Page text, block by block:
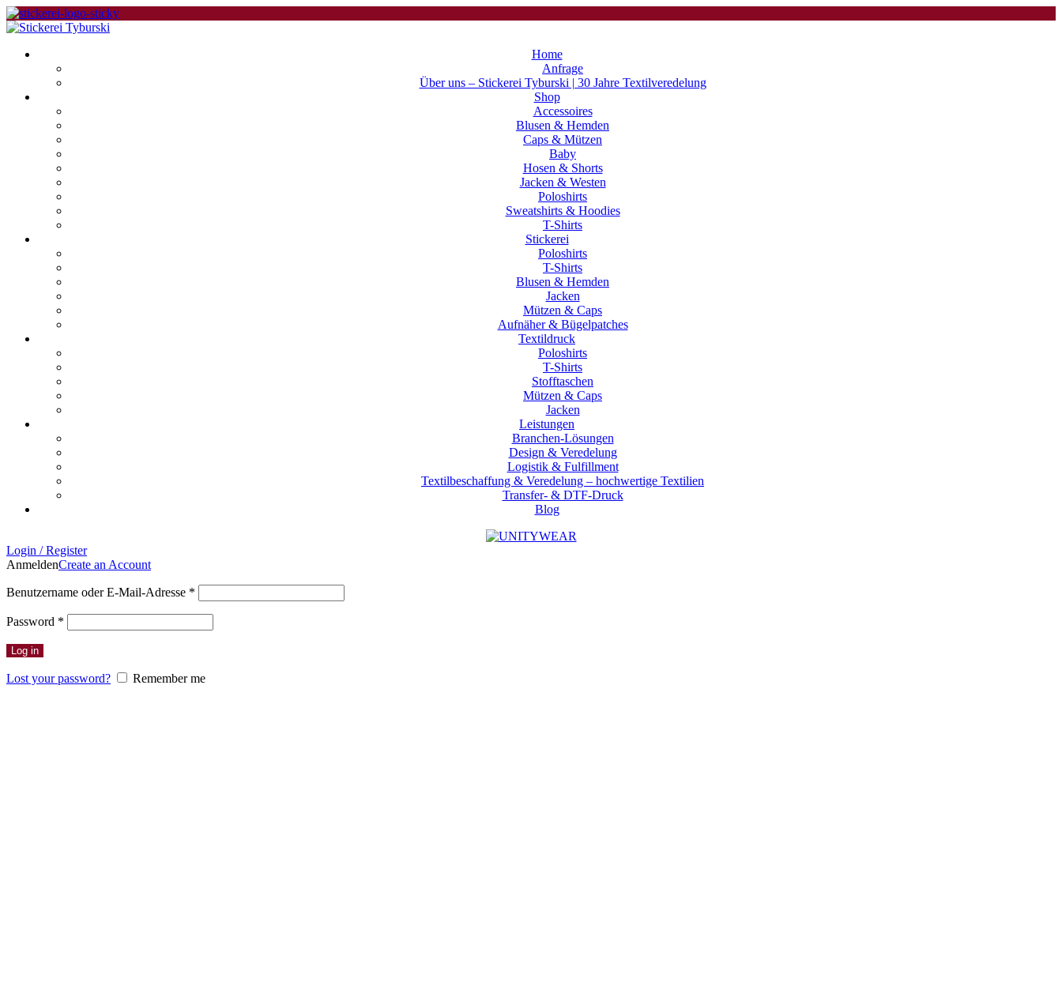
Home
Anfrage
Über uns – Stickerei Tyburski | 30 Jahre Textilveredelung
Shop
Accessoires
Blusen & Hemden
Caps & Mützen
Baby
Hosen & Shorts
Jacken & Westen
Poloshirts
Sweatshirts & Hoodies
T-Shirts
Stickerei
Poloshirts
T-Shirts
Blusen & Hemden
Jacken
Mützen & Caps
Aufnäher & Bügelpatches
Textildruck
Poloshirts
T-Shirts
Stofftaschen
Mützen & Caps
Jacken
Leistungen
Branchen-Lösungen
Design & Veredelung
Logistik & Fulfillment
Textilbeschaffung & Veredelung – hochwertige Textilien
Transfer- & DTF-Druck
Blog
Login / Register
AnmeldenCreate an Account
Benutzername oder E-Mail-Adresse *
Password *
Log in
Lost your password? Remember me